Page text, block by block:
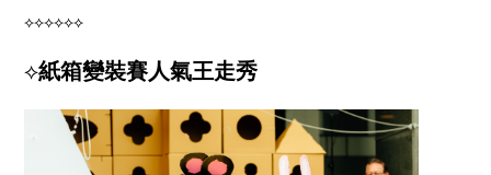
⟡⟡⟡⟡⟡⟡
⟡紙箱變裝賽人氣王走秀